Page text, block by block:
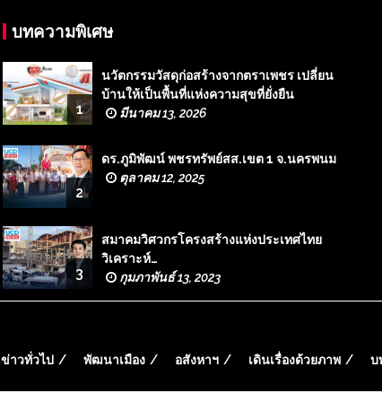
บทความพิเศษ
1
นวัตกรรมวัสดุก่อสร้างจากตราเพชร เปลี่ยน
บ้านให้เป็นพื้นที่แห่งความสุขที่ยั่งยืน
มีนาคม 13, 2026
2
ดร.ภูมิพัฒน์ พชรทรัพย์สส.เขต 1 จ.นครพนม
ตุลาคม 12, 2025
3
สมาคมวิศวกรโครงสร้างแห่งประเทศไทย
วิเคราะห์…
กุมภาพันธ์ 13, 2023
ข่าวทั่วไป พัฒนาเมือง อสังหาฯ เดินเรื่องด้วยภาพ บ